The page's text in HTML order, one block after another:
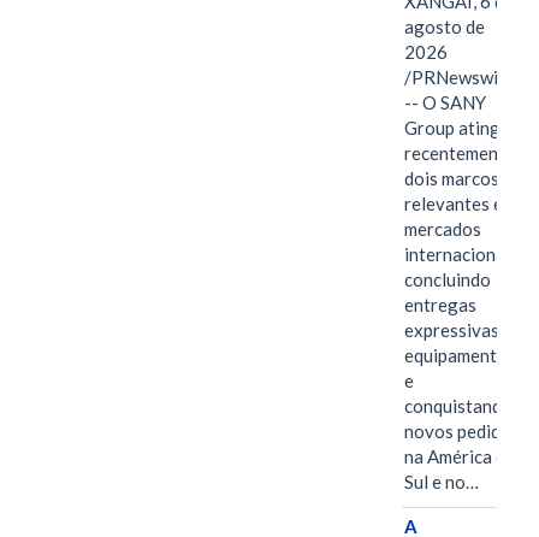
agosto de
2026
/PRNewswire/
-- O SANY
Group atingiu
recentemente
dois marcos
relevantes em
mercados
internacionais,
concluindo
entregas
expressivas de
equipamentos
e
conquistando
novos pedidos
na América do
Sul e no…
A